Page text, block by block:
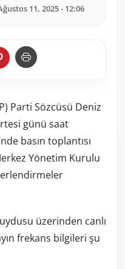
11, 2025 - 12:06
Parti Sözcüsü Deniz
günü saat
basın toplantısı
Yönetim Kurulu
üzerinden canlı
frekans bilgileri şu